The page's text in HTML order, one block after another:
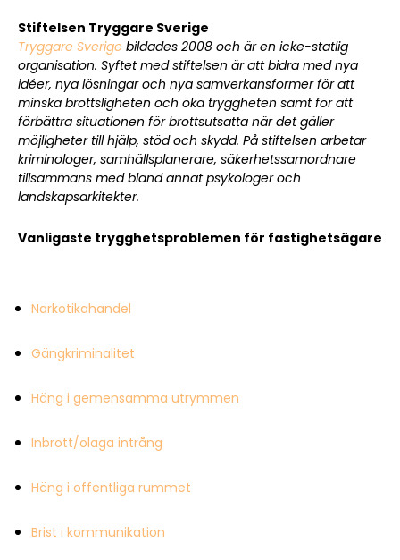
Stiftelsen Tryggare Sverige
Tryggare Sverige bildades 2008 och är en icke-statlig
organisation. Syftet med stiftelsen är att bidra med nya
idéer, nya lösningar och nya samverkansformer för att
minska brottsligheten och öka tryggheten samt för att
förbättra situationen för brottsutsatta när det gäller
möjligheter till hjälp, stöd och skydd. På stiftelsen arbetar
kriminologer, samhällsplanerare, säkerhetssamordnare
tillsammans med bland annat psykologer och
landskapsarkitekter.
Vanligaste trygghetsproblemen för fastighetsägare
Narkotikahandel
Gängkriminalitet
Häng i gemensamma utrymmen
Inbrott/olaga intrång
Häng i offentliga rummet
Brist i kommunikation